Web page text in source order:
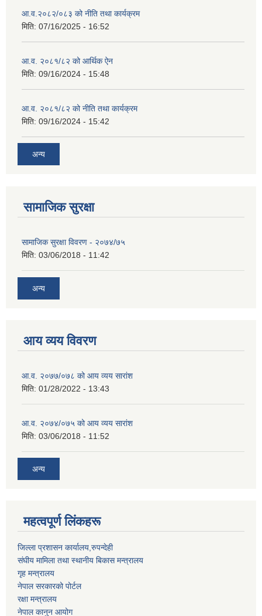
आ.व.२०८२/०८३ को नीति तथा कार्यक्रम
मिति: 07/16/2025 - 16:52
आ.व. २०८१/८२ को आर्थिक ऐन
मिति: 09/16/2024 - 15:48
आ.व. २०८१/८२ को नीति तथा कार्यक्रम
मिति: 09/16/2024 - 15:42
अन्य
सामाजिक सुरक्षा
सामाजिक सुरक्षा विवरण - २०७४/७५
मिति: 03/06/2018 - 11:42
अन्य
आय व्यय विवरण
आ.व. २०७७/०७८ को आय व्यय सारांश
मिति: 01/28/2022 - 13:43
आ.व. २०७४/०७५ को आय व्यय सारांश
मिति: 03/06/2018 - 11:52
अन्य
महत्वपूर्ण लिंकहरू
जिल्ला प्रशासन कार्यालय,रुपन्देही
संघीय मामिला तथा स्थानीय बिकास मन्त्रालय
गृह मन्त्रालय
नेपाल सरकारको पोर्टल
रक्षा मन्त्रालय
नेपाल कानुन आयोग